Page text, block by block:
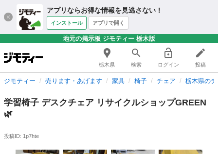
アプリならお得な情報を見逃さない！
インストール アプリで開く
地元の掲示板 ジモティー 栃木版
栃木県 検索 ログイン 投稿
ジモティー 売ります・あげます 家具 椅子 チェア 栃木県の
学習椅子 デスクチェア リサイクルショップGREEN
🌿‬
投稿ID: 1p7hte